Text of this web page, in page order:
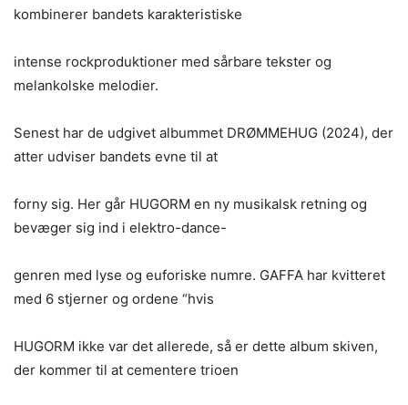
kombinerer bandets karakteristiske
intense rockproduktioner med sårbare tekster og
melankolske melodier.
Senest har de udgivet albummet DRØMMEHUG (2024), der
atter udviser bandets evne til at
forny sig. Her går HUGORM en ny musikalsk retning og
bevæger sig ind i elektro-dance-
genren med lyse og euforiske numre. GAFFA har kvitteret
med 6 stjerner og ordene “hvis
HUGORM ikke var det allerede, så er dette album skiven,
der kommer til at cementere trioen